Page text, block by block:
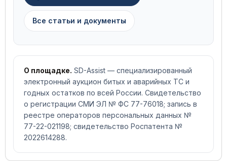
Все статьи и документы
О площадке. SD-Assist — специализированный
электронный аукцион битых и аварийных ТС и
годных остатков по всей России. Свидетельство
о регистрации СМИ ЭЛ № ФС 77-76018; запись в
реестре операторов персональных данных №
77-22-021198; свидетельство Роспатента №
2022614288.